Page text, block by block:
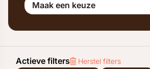
Maak een keuze
Actieve filters
Herstel filters